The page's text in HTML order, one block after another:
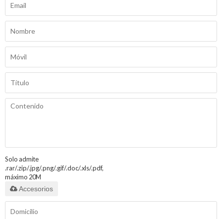
Solo admite
.rar/.zip/.jpg/.png/.gif/.doc/.xls/.pdf,
máximo 20M
Accesorios